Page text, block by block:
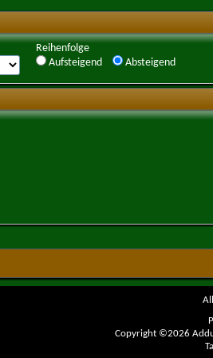
Reihenfolge
Aufsteigend
Absteigend
Copyright ©2026